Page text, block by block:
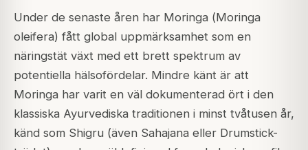
Under de senaste åren har Moringa (Moringa
oleifera) fått global uppmärksamhet som en
näringstät växt med ett brett spektrum av
potentiella hälsofördelar. Mindre känt är att
Moringa har varit en väl dokumenterad ört i den
klassiska Ayurvediska traditionen i minst tvåtusen år,
känd som Shigru (även Sahajana eller Drumstick-